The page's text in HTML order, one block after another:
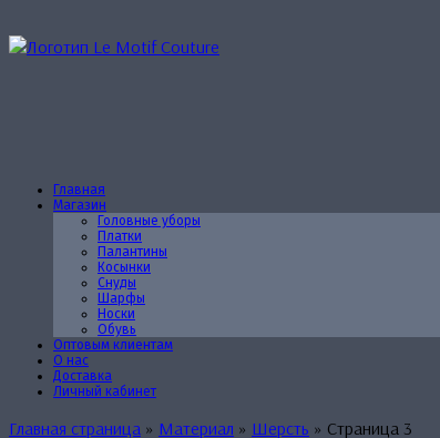
к
Главная
Магазин
Головные уборы
Платки
Палантины
Косынки
Снуды
Шарфы
Носки
Обувь
Оптовым клиентам
О нас
Доставка
Личный кабинет
Главная страница » Материал » Шерсть » Страница 3